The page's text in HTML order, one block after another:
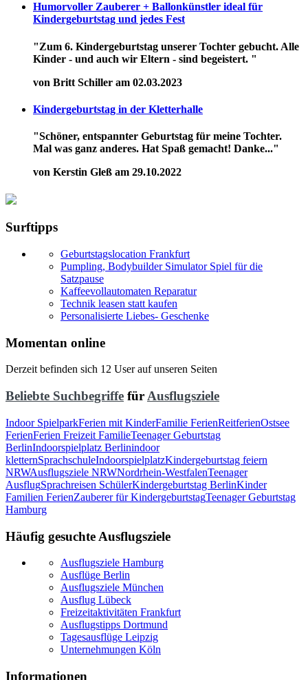
Humorvoller Zauberer + Ballonkünstler ideal für
Kindergeburtstag und jedes Fest
"Zum 6. Kindergeburtstag unserer Tochter gebucht. Alle
Kinder - und auch wir Eltern - sind begeistert. "
von Britt Schiller am 02.03.2023
Kindergeburtstag in der Kletterhalle
"Schöner, entspannter Geburtstag für meine Tochter.
Mal was ganz anderes. Hat Spaß gemacht! Danke..."
von Kerstin Gleß am 29.10.2022
Surftipps
Geburtstagslocation Frankfurt
Pumpling, Bodybuilder Simulator Spiel für die
Satzpause
Kaffeevollautomaten Reparatur
Technik leasen statt kaufen
Personalisierte Liebes- Geschenke
Momentan online
Derzeit befinden sich 12 User auf unseren Seiten
Beliebte Suchbegriffe für Ausflugsziele
Indoor SpielparkFerien mit KinderFamilie FerienReitferienOstsee
FerienFerien Freizeit FamilieTeenager Geburtstag
BerlinIndoorspielplatz Berlinindoor
kletternSprachschuleIndoorspielplatzKindergeburtstag feiern
NRWAusflugsziele NRWNordrhein-WestfalenTeenager
AusflugSprachreisen SchülerKindergeburtstag BerlinKinder
Familien FerienZauberer für KindergeburtstagTeenager Geburtstag
Hamburg
Häufig gesuchte Ausflugsziele
Ausflugsziele Hamburg
Ausflüge Berlin
Ausflugsziele München
Ausflug Lübeck
Freizeitaktivitäten Frankfurt
Ausflugstipps Dortmund
Tagesausflüge Leipzig
Unternehmungen Köln
Informationen